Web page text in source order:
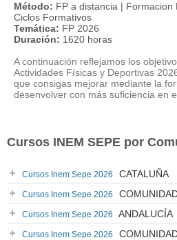
Método: FP a distancia | Formacion
Ciclos Formativos
Temática: FP 2026
Duración: 1620 horas
A continuación reflejamos los
Actividades Físicas y Deportivas
que consigas mejorar mediante la
desenvolver con más suficiencia en el
Cursos INEM SEPE por
Cursos Inem Sepe 2026 CATALUÑA
Cursos Inem Sepe 2026
Cursos Inem Sepe 2026 ANDALUCÍA
Cursos Inem Sepe 2026